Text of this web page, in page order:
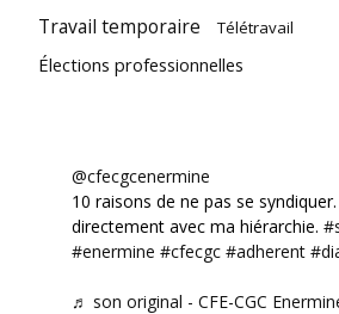
Travail temporaire Télétravail
Élections professionnelles
@cfecgcenermine
10 raisons de ne pas se
directement avec ma hiérarchie.
#enermine #cfecgc #adherent
♬ son original - CFE-CGC